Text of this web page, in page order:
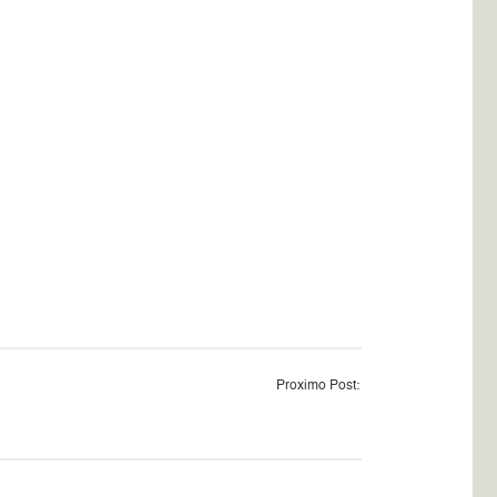
Proximo Post: